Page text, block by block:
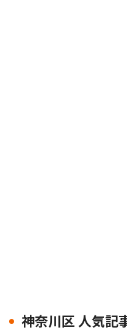
神奈川区 人気記